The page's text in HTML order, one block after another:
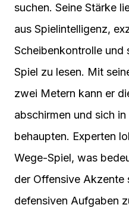
suchen. Seine Stärke
aus Spielintelligenz,
Scheibenkontrolle und
Spiel zu lesen. Mit
zwei Metern kann er
abschirmen und sich
behaupten. Experten
Wege-Spiel, was
der Offensive Akzente
defensiven Aufgaben